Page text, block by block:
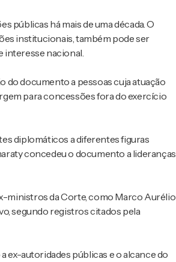
públicas há mais de uma década. O
institucionais, também pode ser
interesse nacional.
do documento a pessoas cuja atuação
para concessões fora do exercício
diplomáticos a diferentes figuras
concedeu o documento a lideranças
ministros da Corte, como Marco Aurélio
segundo registros citados pela
autoridades públicas e o alcance do